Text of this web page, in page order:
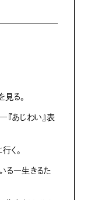
る。
あじわい』表
く。
いる―生きるた